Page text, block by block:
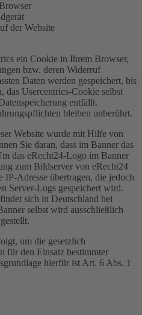
der Website
ein Cookie in Ihrem Browser,
bzw. deren Widerruf
Daten werden gespeichert, bis
das Usercentrics-Cookie selbst
entfällt.
bleiben unberührt.
Website wurde mit Hilfe von
Sie daran, dass im Banner das
das eRecht24-Logo im Banner
zum Bildserver von eRecht24
Adresse übertragen, die jedoch
Server-Logs gespeichert wird.
sich in Deutschland bei
selbst wird ausschließlich
um die gesetzlich
für den Einsatz bestimmter
hierfür ist Art. 6 Abs. 1